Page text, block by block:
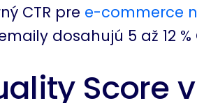
CTR pre e-commerce
dosahujú 5 až 12 %
Score